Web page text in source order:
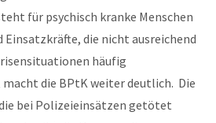
für psychisch kranke Menschen
Einsatzkräfte, die nicht ausreichend
häufig
die BPtK weiter deutlich. Die
bei Polizeieinsätzen getötet